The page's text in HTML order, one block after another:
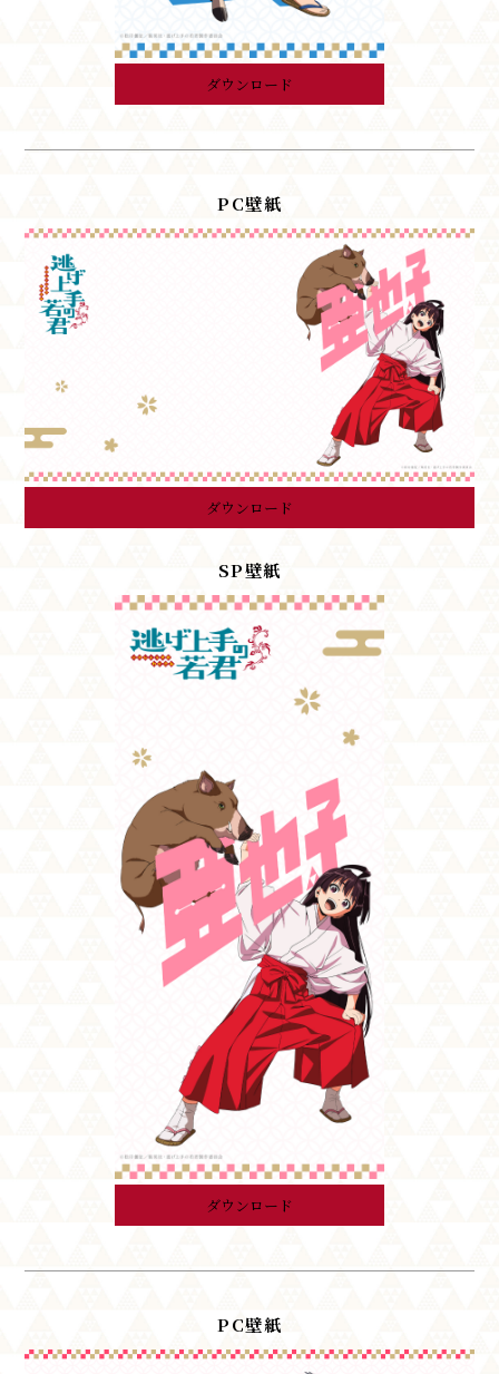
ダウンロード
PC壁紙
ダウンロード
SP壁紙
ダウンロード
PC壁紙